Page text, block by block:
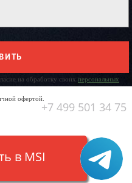
на обработку своих персональных
офертой.
+7 499 501 34 75
в MSI